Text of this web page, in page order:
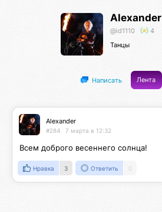
Alexander
@id1110 4
Танцы
Написать Лента
Alexander
#284 7 марта в 12:32
Всем доброго весеннего солнца!
Нравка 3 Ответить 0